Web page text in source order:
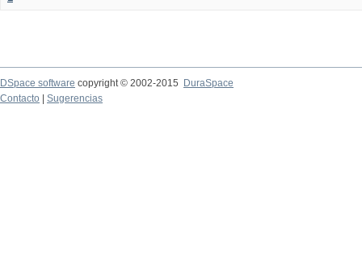
DSpace software copyright © 2002-2015
DuraSpace
Contacto
Sugerencias